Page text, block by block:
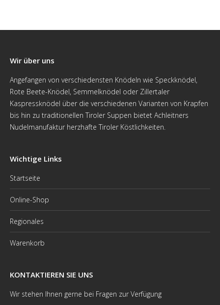
Wir über uns
Angefangen von verschiedensten Knödeln wie Speckknödel,
Rote Beete-Knödel, Semmelknödel oder Zillertaler
Kaspressknödel über die verschiedenen Varianten von Krapfen
bis hin zu traditionellen Tiroler Suppen bietet Achleitners
Nudelmanufaktur herzhafte Tiroler Köstlichkeiten.
Wichtige Links
Startseite
Online-Shop
Regionales
Warenkorb
KONTAKTIEREN SIE UNS
Wir stehen Ihnen gerne bei Fragen zur Verfügung